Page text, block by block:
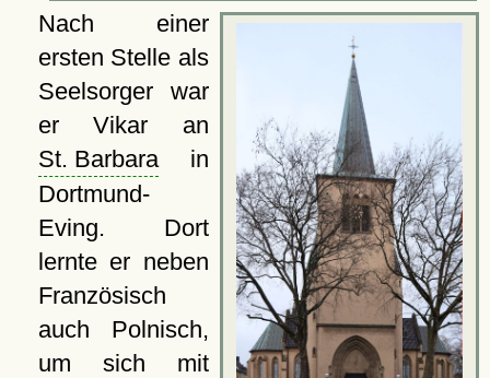
Nach einer
ersten Stelle als
Seelsorger war
er Vikar an
St. Barbarain
Dortmund-
Eving. Dort
lernte er neben
Französisch
auch Polnisch,
um sich mit